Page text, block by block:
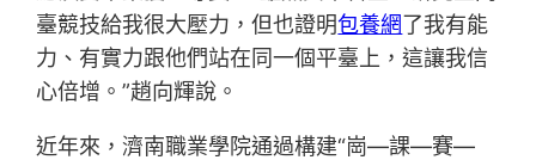
臺競技給我很大壓力，但也證明包養網了我有能
力、有實力跟他們站在同一個平臺上，這讓我信
心倍增。”趙向輝說。
近年來，濟南職業學院通過構建“崗—課—賽—